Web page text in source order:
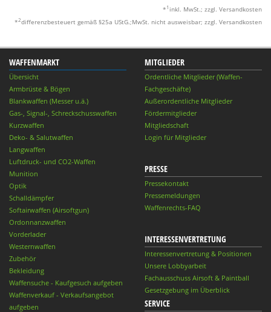
* 1 inkl. MwSt.; zzgl. Versandkosten
*2differenzbesteuert gemäß §25a UStG.;MwSt. nicht ausweisbar; zzgl. Versandkosten
WAFFENMARKT
Übersicht
Armbrüste & Bögen
Blankwaffen (Messer u.ä.)
Gas-, Signal-, Schreckschusswaffen
Kurzwaffen
Deko- & Salutwaffen
Langwaffen
Luftdruck- und CO2-Waffen
Munition
Optik
Schalldämpfer
Softairwaffen (Airsoftgun)
Ordonnanzwaffen
Vorderlader
Westernwaffen
Zubehör
Bekleidung
Waffensuche - Kaufgesuch aufgeben
Waffenverkauf - Verkaufsangebot
aufgeben
MITGLIEDER
Ordentliche Mitglieder (Waffen-
Fachgeschäfte)
Außerordentliche Mitglieder
Fördermitglieder
Mitgliedschaft
Login für Mitglieder
PRESSE
Pressekontakt
Pressemeldungen
Waffenrechts-FAQ
INTERESSENVERTRETUNG
Interessenvertretung & Positionen
Unsere Lobbyarbeit
Fachausschuss Airsoft & Paintball
Gesetzgebung im Überblick
SERVICE